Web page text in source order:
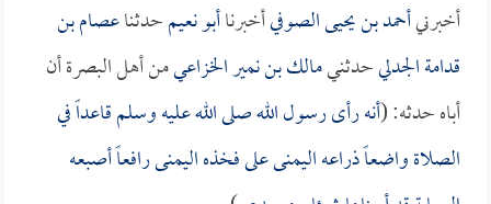
أخبرنيأحمد بن يحيى الصوفيأخبرناأبو نعيمحدثناعصام بن
قدامة الجدليحدثنيمالك بن نمير الخزاعيمن أهل البصرة أن
أباه حدثه: (أنه رأى رسول الله صلى الله عليه وسلم قاعداً في
الصلاة واضعاً ذراعه اليمنى على فخذه اليمنى رافعاً أصبعه